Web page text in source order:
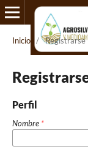
Inicio / Registrarse
Perfil
Nombre *